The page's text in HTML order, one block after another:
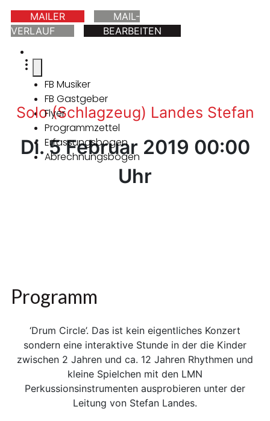
MAILER
MAIL-
VERLAUF
BEARBEITEN
FB Musiker
FB Gastgeber
Flyer
Programmzettel
Erfassungsbogen
Abrechnungsbogen
Solo (Schlagzeug) Landes Stefan
Di. 5 Februar 2019 00:00
Uhr
Programm
‘Drum Circle’. Das ist kein eigentliches Konzert
sondern eine interaktive Stunde in der die Kinder
zwischen 2 Jahren und ca. 12 Jahren Rhythmen und
kleine Spielchen mit den LMN
Perkussionsinstrumenten ausprobieren unter der
Leitung von Stefan Landes.